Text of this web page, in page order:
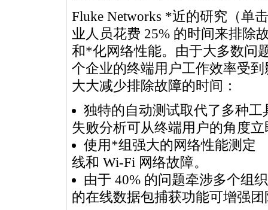
Fluke Networks *近的研究（单
业人员花费 25% 的时间来排除
和*化网络性能。由于大多数问
个企业的终端用户工作效率受
大大减少排除故障的时间：
独特的自动测试取代了多种工
失败分析可从终端用户的角度
使用 *组强大的网络性能测定
线和 Wi-Fi 网络故障。
由于 40% 的问题牵涉多个组
的在线数据包捕获功能可增强